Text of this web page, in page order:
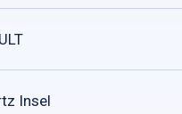
Insel